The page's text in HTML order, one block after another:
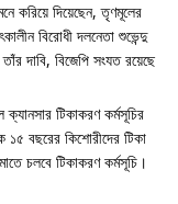
করিয়ে দিয়েছেন, তৃণমূলের
বিরোধী দলনেতা শুভেন্দু
দাবি, বিজেপি সংযত রয়েছে
ক্যানসার টিকাকরণ কর্মসূচির
১৫ বছরের কিশোরীদের টিকা
চলবে টিকাকরণ কর্মসূচি।